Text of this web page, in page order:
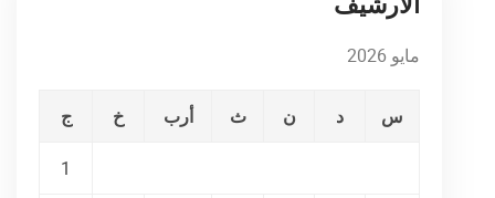
الأرشيف
مايو 2026
س د ن ث أرب خ ج
1